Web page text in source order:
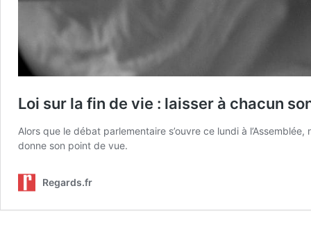
Loi sur la fin de vie : laisser à chacun
Alors que le débat parlementaire s’ouvre ce lundi à
donne son point de vue.
Regards.fr